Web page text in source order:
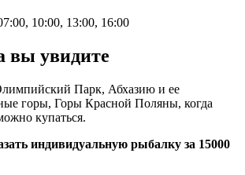
10:00, 13:00, 16:00
вы увидите
Парк, Абхазию и ее
горы, Горы Красной Поляны, когда
купаться.
индивидуальную рыбалку за 15000